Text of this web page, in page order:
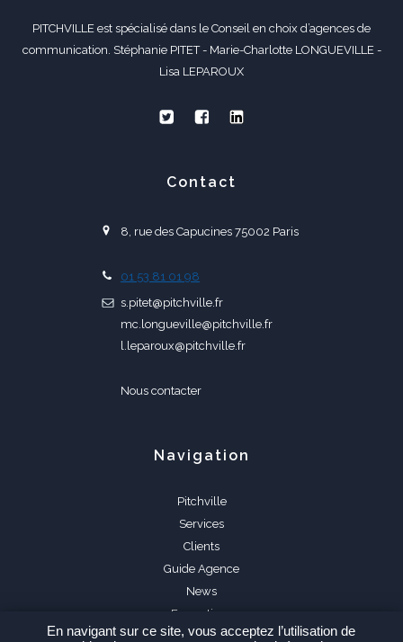
PITCHVILLE est spécialisé dans le Conseil en choix d’agences de
communication. Stéphanie PITET - Marie-Charlotte LONGUEVILLE -
Lisa LEPAROUX
Contact
8, rue des Capucines 75002 Paris
01 53 81 01 98
s.pitet@pitchville.fr
mc.longueville@pitchville.fr
l.leparoux@pitchville.fr
Nous contacter
Navigation
Pitchville
Services
Clients
Guide Agence
News
Formations
FAQ
En navigant sur ce site, vous acceptez l’utilisation de